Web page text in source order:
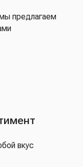
предлагаем
вкус